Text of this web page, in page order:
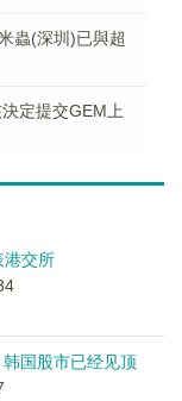
蟲(深圳)已與超
定提交GEM上
港交所
国股市已经见顶